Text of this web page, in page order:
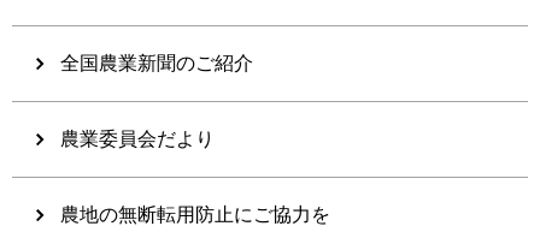
全国農業新聞のご紹介
農業委員会だより
農地の無断転用防止にご協力を